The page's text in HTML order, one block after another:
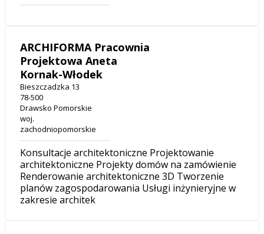
ARCHIFORMA Pracownia
Projektowa Aneta
Kornak-Włodek
Bieszczadzka 13
78-500
Drawsko Pomorskie
woj.
zachodniopomorskie
Konsultacje architektoniczne Projektowanie
architektoniczne Projekty domów na zamówienie
Renderowanie architektoniczne 3D Tworzenie
planów zagospodarowania Usługi inżynieryjne w
zakresie architek